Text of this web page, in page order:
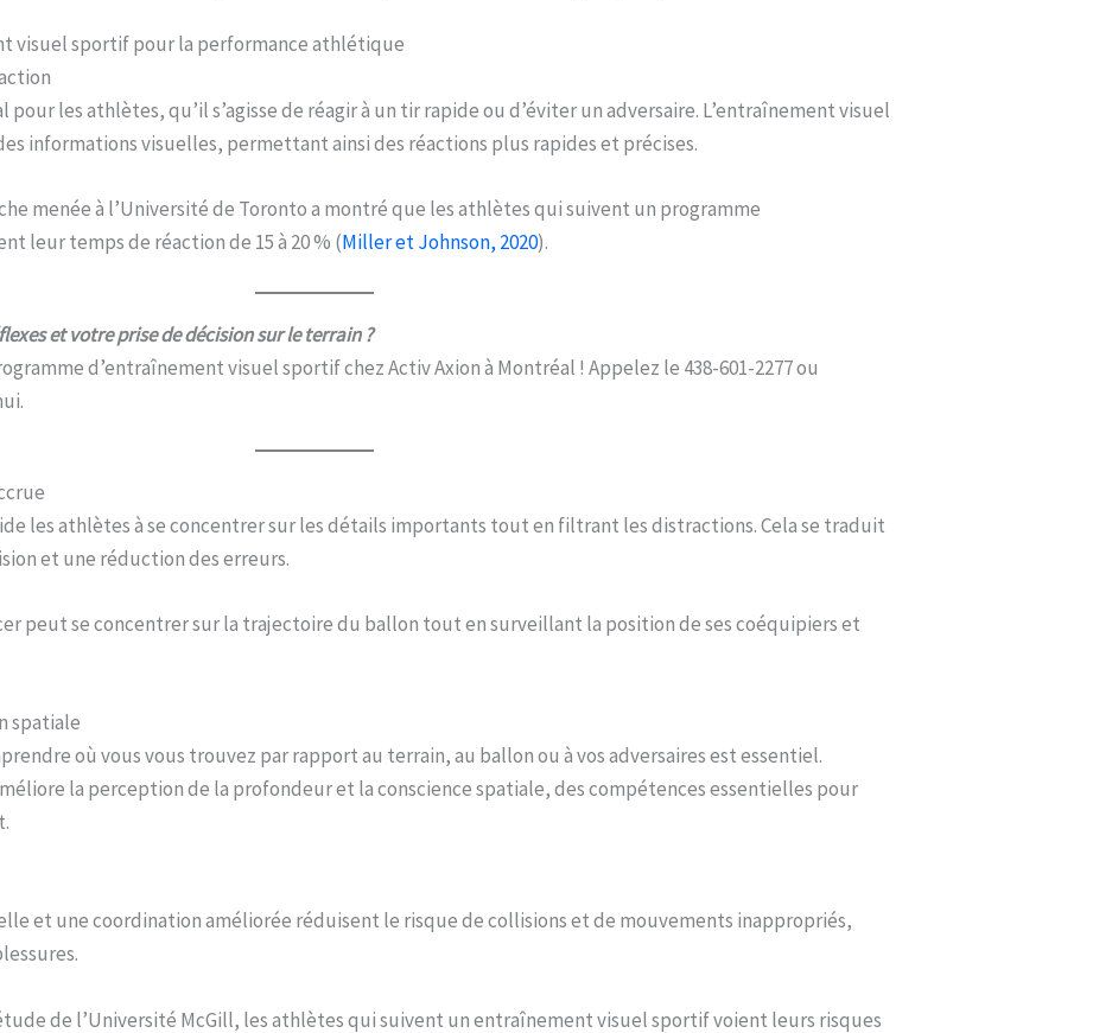
visuel sportif pour la performance athlétique
les athlètes, qu’il s’agisse de réagir à un tir rapide ou d’éviter un adversaire. L’entraînement visuel
informations visuelles, permettant ainsi des réactions plus rapides et précises.
menée à l’Université de Toronto a montré que les athlètes qui suivent un programme
leur temps de réaction de 15 à 20 % (Miller et Johnson, 2020).
et votre prise de décision sur le terrain ?
d’entraînement visuel sportif chez Activ Axion à Montréal ! Appelez le 438-601-2277 ou
les athlètes à se concentrer sur les détails importants tout en filtrant les distractions. Cela se traduit
et une réduction des erreurs.
peut se concentrer sur la trajectoire du ballon tout en surveillant la position de ses coéquipiers et
spatiale
où vous vous trouvez par rapport au terrain, au ballon ou à vos adversaires est essentiel.
la perception de la profondeur et la conscience spatiale, des compétences essentielles pour
et une coordination améliorée réduisent le risque de collisions et de mouvements inappropriés,
de l’Université McGill, les athlètes qui suivent un entraînement visuel sportif voient leurs risques